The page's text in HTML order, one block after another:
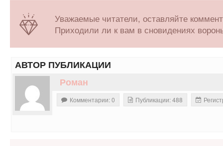
Уважаемые читатели, оставляйте
Приходили ли к вам в сновидениях
АВТОР ПУБЛИКАЦИИ
Роман
Комментарии: 0 Публикации: 488